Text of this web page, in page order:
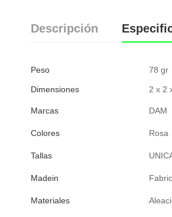
Descripción
Peso 78 gr
Dimensiones 2 x 2
Marcas DAM
Colores Rosa
Tallas
Madein
Materiales